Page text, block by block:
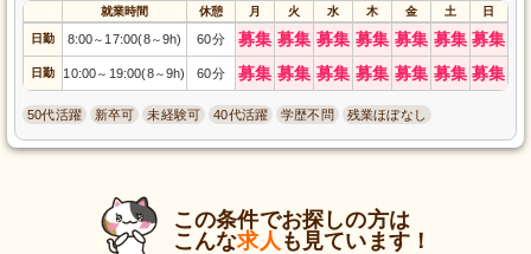
就業時間 休憩 月 火 水 木 金 土 日
日勤 8:00～ 17:00(8～9h) 60分 募集 募集 募集 募集 募集 募集 募集
日勤 10:00～ 19:00(8～9h) 60分 募集 募集 募集 募集 募集 募集 募集
50代活躍 新卒可 未経験可 40代活躍 学歴不問 残業ほぼなし
この条件でお探しの方は
こんな求人 も見ています！